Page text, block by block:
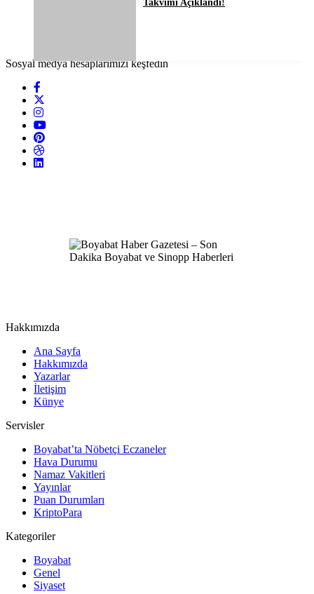
Takvimi Açıklandı!
Sosyal medya hesaplarımızı keşfedin
Hakkımızda
Ana Sayfa
Hakkımızda
Yazarlar
İletişim
Künye
Servisler
Boyabat’ta Nöbetçi Eczaneler
Hava Durumu
Namaz Vakitleri
Yayınlar
Puan Durumları
KriptoPara
Kategoriler
Boyabat
Genel
Siyaset